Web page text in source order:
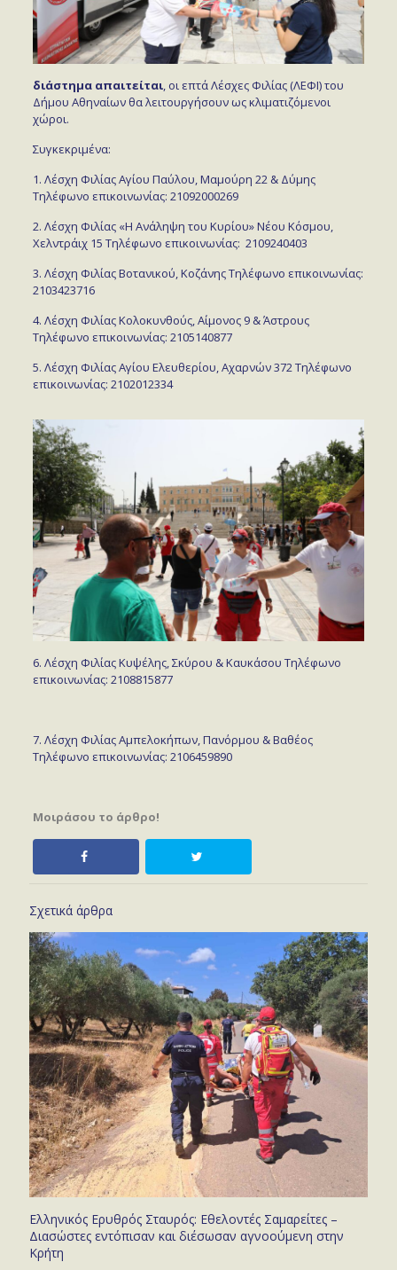
διάστημα απαιτείται, οι επτά Λέσχες Φιλίας (ΛΕΦΙ) του
Δήμου Αθηναίων θα λειτουργήσουν ως κλιματιζόμενοι
χώροι.
Συγκεκριμένα:
1. Λέσχη Φιλίας Αγίου Παύλου, Μαμούρη 22 & Δύμης
Τηλέφωνο επικοινωνίας: 21092000269
2. Λέσχη Φιλίας «Η Ανάληψη του Κυρίου» Νέου Κόσμου,
Χελντράιχ 15 Τηλέφωνο επικοινωνίας: 2109240403
3. Λέσχη Φιλίας Βοτανικού, Κοζάνης Τηλέφωνο επικοινωνίας:
2103423716
4. Λέσχη Φιλίας Κολοκυνθούς, Αίμονος 9 & Άστρους
Τηλέφωνο επικοινωνίας: 2105140877
5. Λέσχη Φιλίας Αγίου Ελευθερίου, Αχαρνών 372 Τηλέφωνο
επικοινωνίας: 2102012334
6. Λέσχη Φιλίας Κυψέλης, Σκύρου & Καυκάσου Τηλέφωνο
επικοινωνίας: 2108815877
7. Λέσχη Φιλίας Αμπελοκήπων, Πανόρμου & Βαθέος
Τηλέφωνο επικοινωνίας: 2106459890
Μοιράσου το άρθρο!
Σχετικά άρθρα
Ελληνικός Ερυθρός Σταυρός: Εθελοντές Σαμαρείτες –
Διασώστες εντόπισαν και διέσωσαν αγνοούμενη στην
Κρήτη